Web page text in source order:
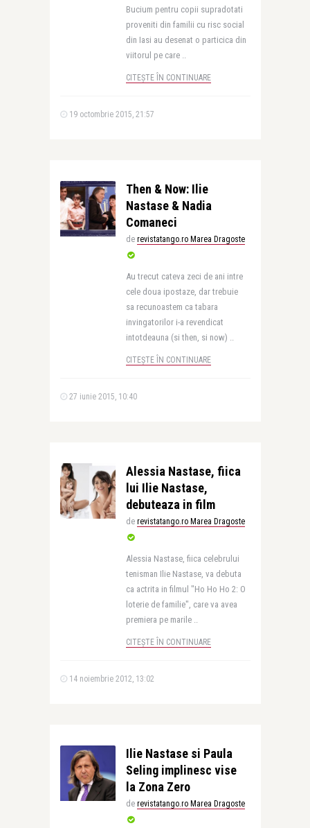
Bucium pentru copii supradotati
proveniti din familii cu risc social
din Iasi au desenat o particica din
viitorul pe care ..
CITEȘTE ÎN CONTINUARE
19 octombrie 2015, 21:57
Then & Now: Ilie
Nastase & Nadia
Comaneci
de revistatango.ro Marea Dragoste
Au trecut cateva zeci de ani intre
cele doua ipostaze, dar trebuie
sa recunoastem ca tabara
invingatorilor i-a revendicat
intotdeauna (si then, si now) ..
CITEȘTE ÎN CONTINUARE
27 iunie 2015, 10:40
Alessia Nastase, fiica
lui Ilie Nastase,
debuteaza in film
de revistatango.ro Marea Dragoste
Alessia Nastase, fiica celebrului
tenisman Ilie Nastase, va debuta
ca actrita in filmul "Ho Ho Ho 2: O
loterie de familie", care va avea
premiera pe marile ..
CITEȘTE ÎN CONTINUARE
14 noiembrie 2012, 13:02
Ilie Nastase si Paula
Seling implinesc vise
la Zona Zero
de revistatango.ro Marea Dragoste